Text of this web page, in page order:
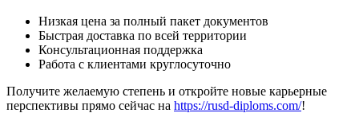
Низкая цена за полный пакет документов
Быстрая доставка по всей территории
Консультационная поддержка
Работа с клиентами круглосуточно
Получите желаемую степень и откройте новые карьерные
перспективы прямо сейчас на https://rusd-diploms.com/!